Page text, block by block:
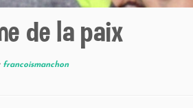
de la paix
francoismanchon